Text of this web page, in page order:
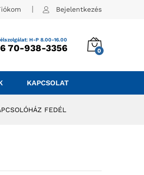
Bejelentkezés
H-P 8.00-16.00
70-938-3356 0
KAPCSOLAT
FEDÉL